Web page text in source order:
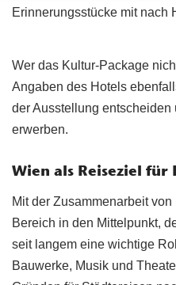
Erinnerungsstücke mit nach
Wer das Kultur-Package
Angaben des Hotels
der Ausstellung
erwerben.
Wien als Reiseziel
Mit der Zusammenarbeit
Bereich in den Mittelpunkt,
seit langem eine wichtige
Bauwerke, Musik und